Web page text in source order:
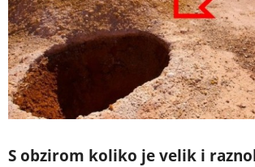
S obzirom koliko je velik i